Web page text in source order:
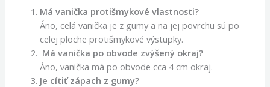
Má vanička protišmykové vlastnosti?
Áno, celá vanička je z gumy a na jej povrchu sú po
celej ploche protišmykové výstupky.
Má vanička po obvode zvýšený okraj?
Áno, vanička má po obvode cca 4 cm okraj.
Je cítiť zápach z gumy?